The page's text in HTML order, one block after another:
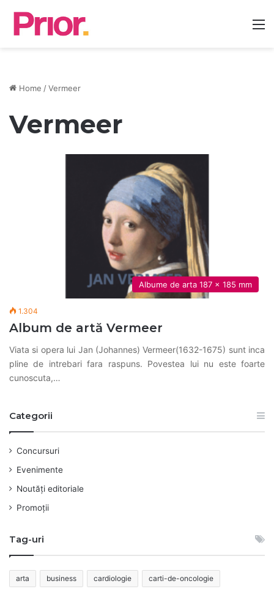
Home /Vermeer
Vermeer
Albume de arta 187 x 185 mm
1.304
Album de artă Vermeer
Viata si opera lui Jan (Johannes) Vermeer(1632-1675) sunt inca
pline de intrebari fara raspuns. Povestea lui nu este foarte
cunoscuta,…
Categorii
Concursuri
Evenimente
Noutăți editoriale
Promoții
Tag-uri
arta business cardiologie carti-de-oncologie